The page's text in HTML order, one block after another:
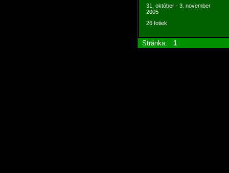
31. október - 3. november
2005
26 fotiek
Stránka: 1